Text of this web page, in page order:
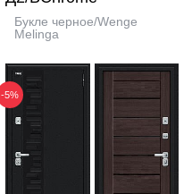
Букле черное/Wenge
Melinga
-5%